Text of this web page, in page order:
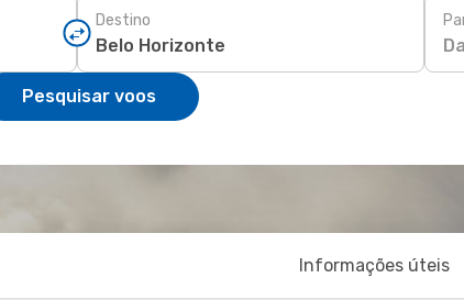
Destino
Pesquisar voos
Informações úteis